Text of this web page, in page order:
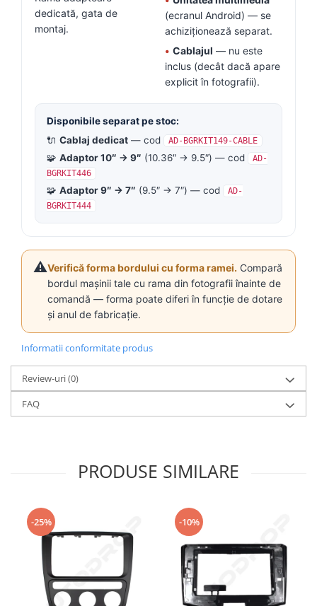
dedicată, gata de
montaj.
(ecranul Android) — se
achiziționează separat.
• Cablajul — nu este
inclus (decât dacă apare
explicit în fotografii).
Disponibile separat pe stoc:
🔌 Cablaj dedicat — cod AD-BGRKIT149-CABLE
🧩 Adaptor 10″ → 9″ (10.36″ → 9.5″) — cod
AD-
BGRKIT446
🧩 Adaptor 9″ → 7″ (9.5″ → 7″) — cod
AD-
BGRKIT444
⚠️Verifică forma bordului cu forma ramei. Compară
bordul mașinii tale cu rama din fotografii înainte de
comandă — forma poate diferi în funcție de dotare
și anul de fabricație.
Informatii conformitate produs
Review-uri(0)
FAQ
PRODUSE SIMILARE
-25% -10%